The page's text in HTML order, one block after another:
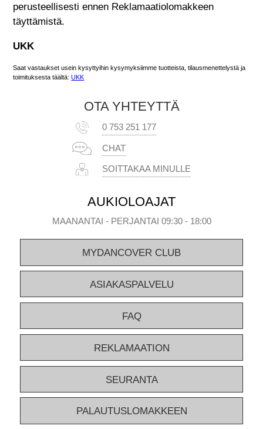
perusteellisesti ennen Reklamaatiolomakkeen
täyttämistä.
UKK
Saat vastaukset usein kysyttyihin kysymyksiimme tuotteista, tilausmenettelystä ja
toimituksesta täältä:UKK
OTA YHTEYTTÄ
0 753 251 177
CHAT
SOITTAKAA MINULLE
AUKIOLOAJAT
MAANANTAI - PERJANTAI 09:30 - 18:00
MYDANCOVER CLUB
ASIAKASPALVELU
FAQ
REKLAMAATION
SEURANTA
PALAUTUSLOMAKKEEN